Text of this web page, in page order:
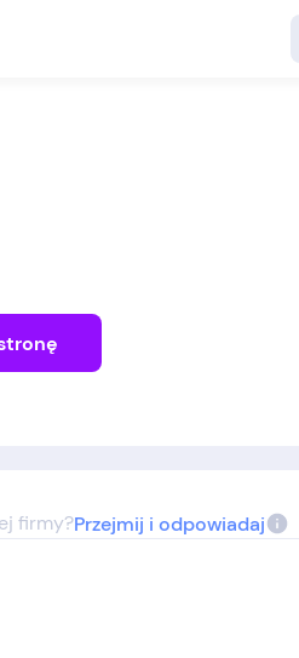
firmy?Przejmij i odpowiadaj